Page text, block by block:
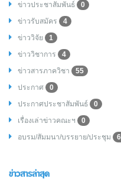
ข่าวประชาสัมพันธ์
0
ข่าวรับสมัคร
4
ข่าววิจัย
1
ข่าววิชาการ
4
ข่าวสารภาควิชา
55
ประกาศ
0
ประกาศประชาสัมพันธ์
0
เรื่องเล่าข่าวคณะฯ
0
อบรม/สัมมนา/บรรยาย/ประชุม
ข่าวสารล่าสุด